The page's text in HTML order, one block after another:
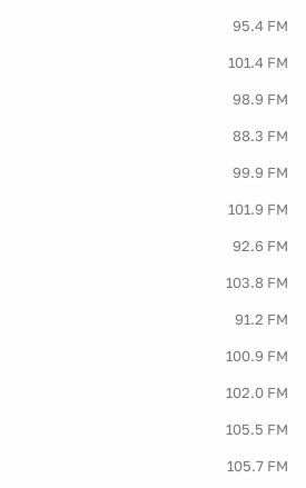
95.4 FM
101.4 FM
98.9 FM
88.3 FM
99.9 FM
101.9 FM
92.6 FM
103.8 FM
91.2 FM
100.9 FM
102.0 FM
105.5 FM
105.7 FM